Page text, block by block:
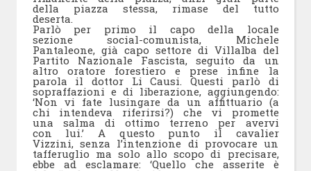
della piazza stessa, rimase del tutto
deserta.
Parlò per primo il capo della locale
sezione social-comunista, Michele
Pantaleone, già capo settore di Villalba del
Partito Nazionale Fascista, seguito da un
altro oratore forestiero e prese infine la
parola il dottor Li Causi. Questi parlò di
sopraffazioni e di liberazione, aggiungendo:
‘Non vi fate lusingare da un affittuario (a
chi intendeva riferirsi?) che vi promette
una salma di ottimo terreno per avervi
con lui.’ A questo punto il cavalier
Vizzini, senza l’intenzione di provocare un
tafferuglio ma solo allo scopo di precisare,
ebbe ad esclamare: ‘Quello che asserite è